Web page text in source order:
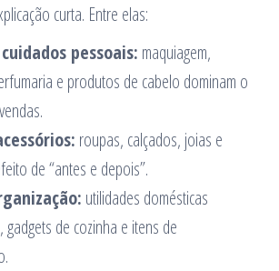
curta. Entre elas:
pessoais: maquiagem,
e produtos de cabelo dominam o
roupas, calçados, joias e
de “antes e depois”.
utilidades domésticas
gadgets de cozinha e itens de